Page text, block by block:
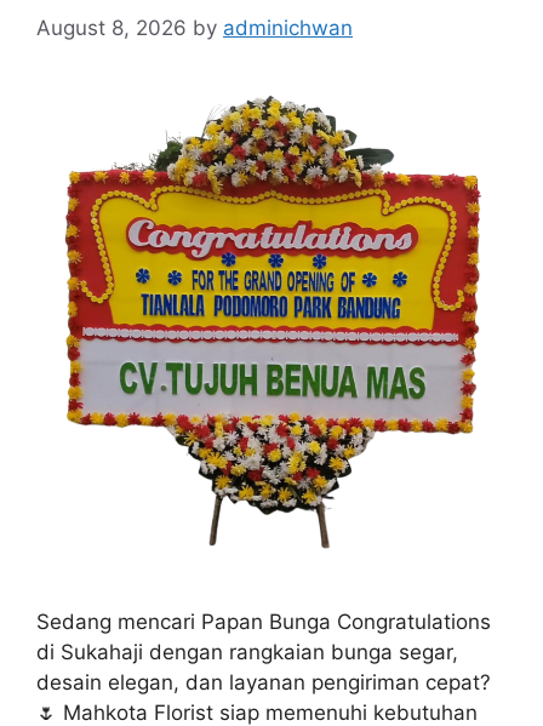
August 8, 2026 by adminichwan
Sedang mencari Papan Bunga Congratulations
di Sukahaji dengan rangkaian bunga segar,
desain elegan, dan layanan pengiriman cepat?
🌷 Mahkota Florist siap memenuhi kebutuhan